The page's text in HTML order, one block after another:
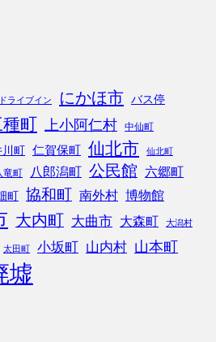
ドライブイン にかほ市 バス停
種町 上小阿仁村 中仙町
川町 仁賀保町 仙北市 仙北町
竜町 八郎潟町 公民館 六郷町
町 協和町 南外村 博物館
大内町 大曲市 大森町 大潟村
太田町 小坂町 山内村 山本町
墟